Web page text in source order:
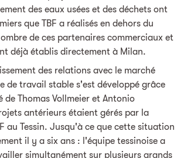
des eaux usées et des déchets ont
que TBF a réalisés en dehors du
de ces partenaires commerciaux et
déjà établis directement à Milan.
des relations avec le marché
de travail stable s'est développé grâce
de Thomas Vollmeier et Antonio
antérieurs étaient gérés par la
au Tessin. Jusqu'à ce que cette situation
il y a six ans : l'équipe tessinoise a
simultanément sur plusieurs grands